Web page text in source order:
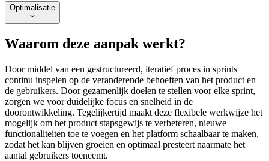
Optimalisatie
Waarom deze aanpak werkt?
Door middel van een gestructureerd, iteratief proces in sprints
continu inspelen op de veranderende behoeften van het product en
de gebruikers. Door gezamenlijk doelen te stellen voor elke sprint,
zorgen we voor duidelijke focus en snelheid in de
doorontwikkeling. Tegelijkertijd maakt deze flexibele werkwijze het
mogelijk om het product stapsgewijs te verbeteren, nieuwe
functionaliteiten toe te voegen en het platform schaalbaar te maken,
zodat het kan blijven groeien en optimaal presteert naarmate het
aantal gebruikers toeneemt.